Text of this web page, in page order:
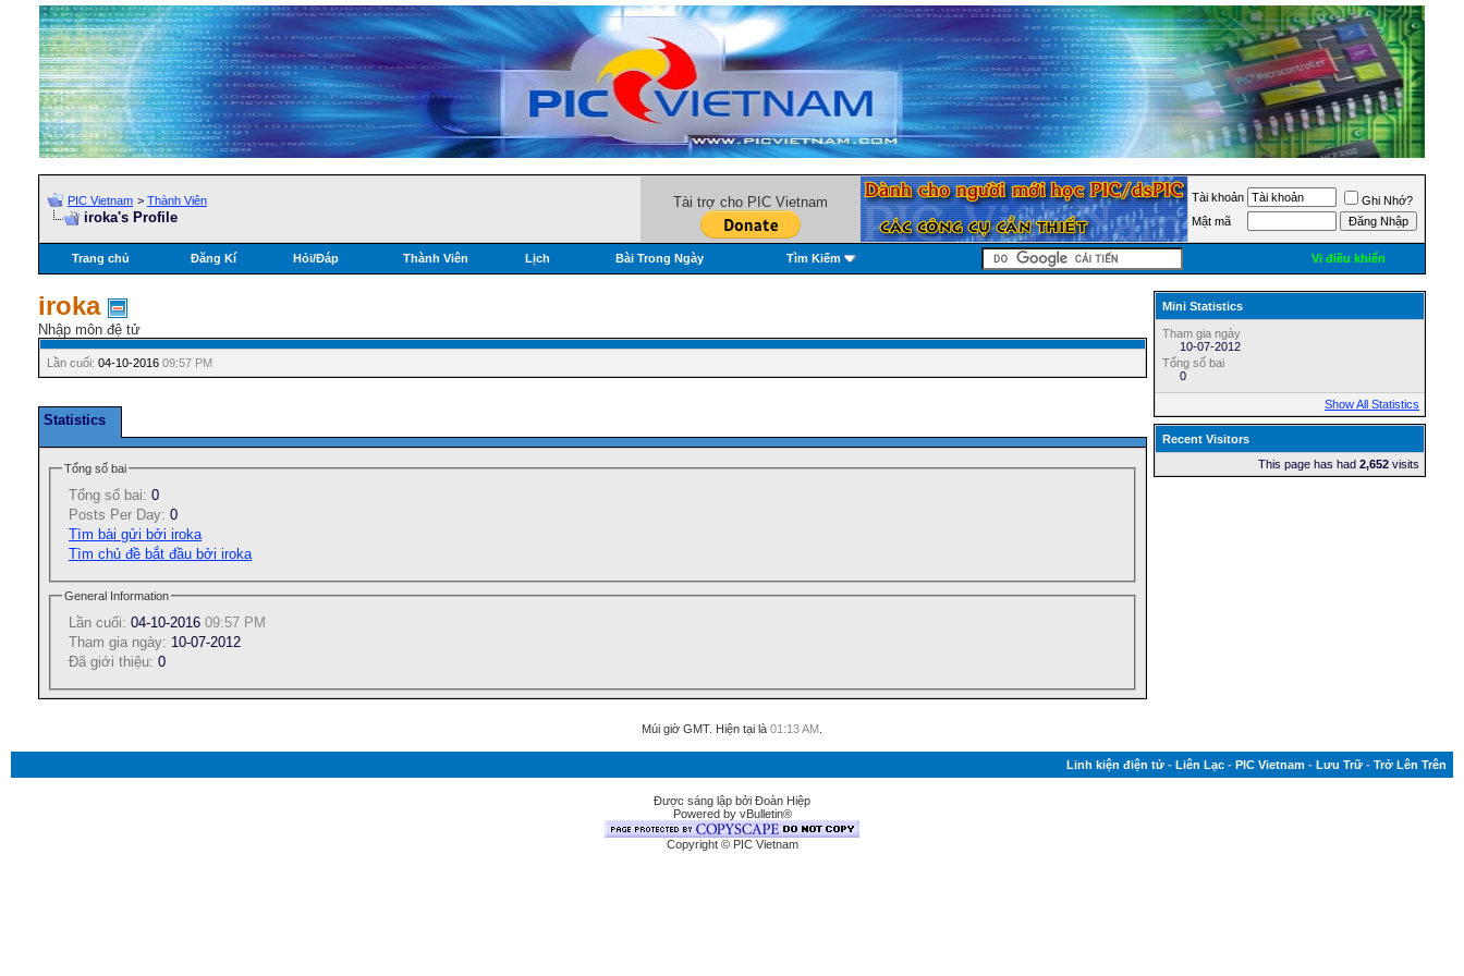
PIC Vietnam > Thành Viên
iroka's Profile
Tài trợ cho PIC Vietnam Tài khoản
Ghi Nhớ?
Mật mã
Trang chủ Đăng Kí Hỏi/Ðáp Thành Viên Lịch Bài Trong Ngày Tìm Kiếm Vi điều khiển
iroka
Nhập môn đệ tử
Lần cuối: 04-10-2016 09:57 PM
Statistics
Tổng số bai
Tổng số bai: 0
Posts Per Day: 0
Tìm bài gửi bởi iroka
Tìm chủ đề bắt đầu bởi iroka
General Information
Lần cuối: 04-10-2016 09:57 PM
Tham gia ngày: 10-07-2012
Ðã giới thiệu: 0
Mini Statistics
Tham gia ngày
10-07-2012
Tổng số bai
0
Show All Statistics
Recent Visitors
This page has had 2,652 visits
Múi giờ GMT. Hiện tại là 01:13 AM
Linh kiện điện tử - Liên Lạc - PIC Vietnam - Lưu Trữ - Trở Lên Trên
Được sáng lập bởi Đoàn Hiệp
Powered by vBulletin®
Copyright © PIC Vietnam